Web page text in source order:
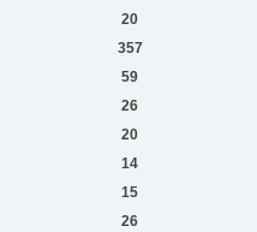
20
357
59
26
20
14
15
26